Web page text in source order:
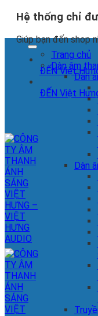
Hệ thống chỉ
Giúp bạn đến shop
ĐẾN Việt
ĐẾN Việt
Trang chủ
Dàn âm
Dàn
Dàn